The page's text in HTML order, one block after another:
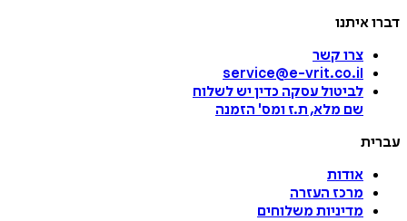
דברו איתנו
צרו קשר
service@e-vrit.co.il
לביטול עסקה כדין יש לשלוח
שם מלא, ת.ז ומס' הזמנה
עברית
אודות
מרכז העזרה
מדיניות משלוחים